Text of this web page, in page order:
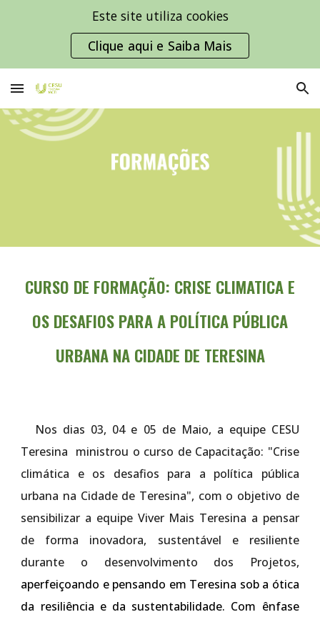
Este site utiliza cookies
Clique aqui e Saiba Mais
CURSO DE FORMAÇÃO: CRISE CLIMATICA E
OS DESAFIOS PARA A POLÍTICA PÚBLICA
URBANA NA CIDADE DE TERESINA
Nos dias 03, 04 e 05 de Maio, a equipe CESU
Teresina ministrou o curso de Capacitação: "Crise
climática e os desafios para a política pública
urbana na Cidade de Teresina", com o objetivo de
sensibilizar a equipe Viver Mais Teresina a pensar
de forma inovadora, sustentável e resiliente
durante o desenvolvimento dos Projetos,
aperfeiçoando e pensando em Teresina sob a ótica
da resiliência e da sustentabilidade. Com ênfase